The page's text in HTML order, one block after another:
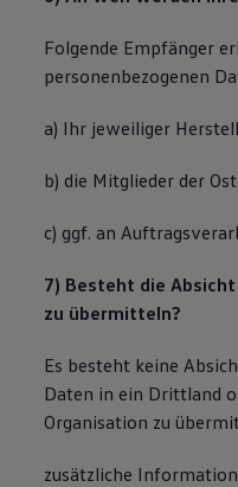
Folgende Empfänger
personenbezogenen
a) Ihr jeweiliger
b) die Mitglieder der
c) ggf. an
7) Besteht die
zu übermitteln?
Es besteht keine
Daten in ein Drittland
Organisation zu
zusätzliche